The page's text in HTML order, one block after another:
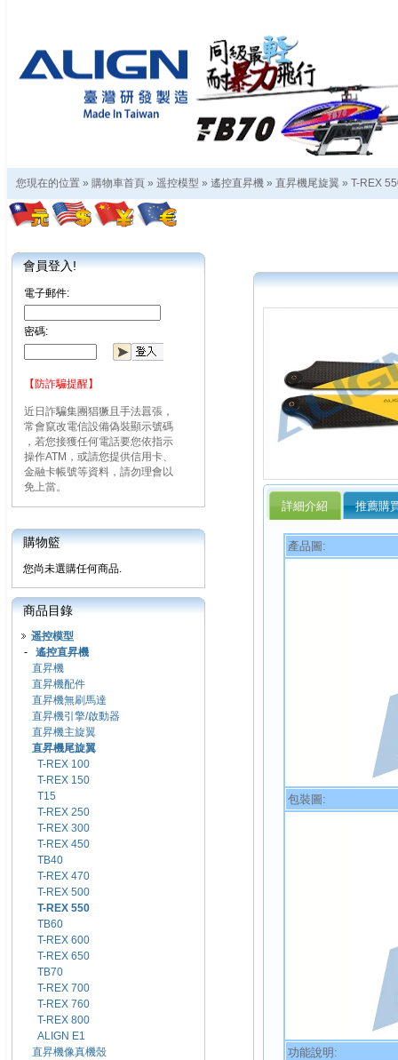
您現在的位置 » 購物車首頁 » 遥控模型 » 遙控直昇機 » 直昇機尾旋翼 » T-REX
會員登入!
電子郵件:
密碼:
【防詐騙提醒】
近日詐騙集團猖獗且手法囂張，
常會竄改電信設備偽裝顯示號碼
，若您接獲任何電話要您依指示
操作ATM，或請您提供信用卡、
金融卡帳號等資料，請勿理會以
免上當。
購物籃
您尚未選購任何商品.
商品目錄
遥控模型
- 遙控直昇機
直昇機
直昇機配件
直昇機無刷馬達
直昇機引擎/啟動器
直昇機主旋翼
直昇機尾旋翼
T-REX 100
T-REX 150
T15
T-REX 250
T-REX 300
T-REX 450
TB40
T-REX 470
T-REX 500
T-REX 550
TB60
T-REX 600
T-REX 650
TB70
T-REX 700
T-REX 760
T-REX 800
ALIGN E1
直昇機像真機殼
詳細介紹 推薦購
產品圖:
包裝圖:
功能說明: